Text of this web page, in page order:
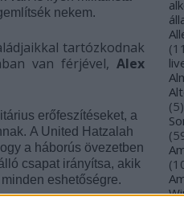
nekem.
tartózkodnak
van férjével, Alex
erőfeszítéseket, a
A United Hatzalah
a háborús övezetben
csapat irányítsa, akik
eshetőségre.
(11
(5)
(
(